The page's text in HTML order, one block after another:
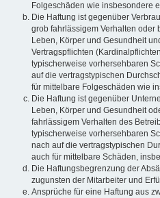
Folgeschäden wie insbesondere
Die Haftung ist gegenüber
grob fahrlässigem Verhalten oder
Leben, Körper und Gesundheit
Vertragspflichten
typischerweise vorhersehbaren
auf die vertragstypischen
für mittelbare Folgeschäden wie
Die Haftung ist gegenüber
Leben, Körper und Gesundheit
fahrlässigem Verhalten des
typischerweise vorhersehbaren
nach auf die vertragstypischen
auch für mittelbare Schäden,
Die Haftungsbegrenzung der
zugunsten der Mitarbeiter und
Ansprüche für eine Haftung aus